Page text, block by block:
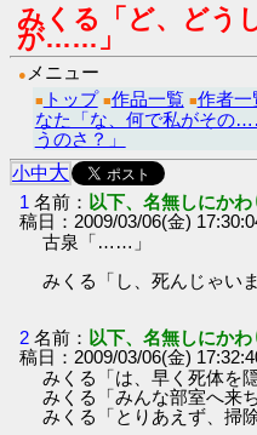
みくる「ど、ど
が……」
● メニュー
■ トップ ■作品一覧 ■作者一
なた「な、何で私がその
うのさ？」
小中大
1 名前： 以下、名無しにか
稿日：2009/03/06(金)
古泉「……」
みくる「し、死んじゃ
2 名前： 以下、名無しにか
稿日：2009/03/06(金)
みくる「は、早く死体
みくる「みんな部室へ来
みくる「とりあえず、